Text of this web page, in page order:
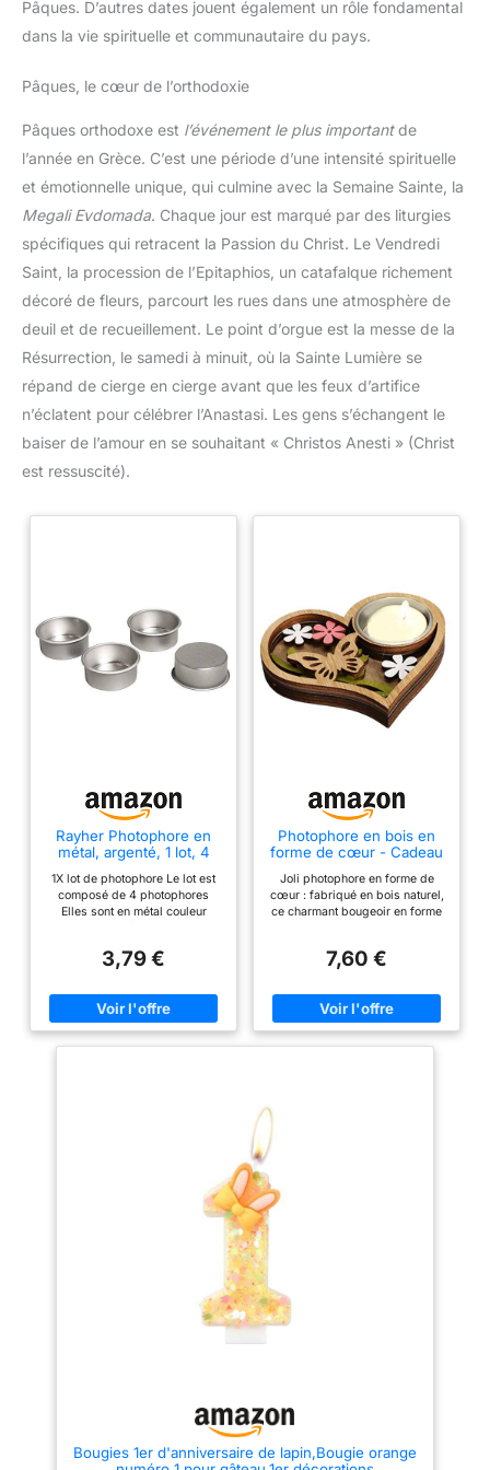
Pâques. D’autres dates jouent également un rôle fondamental
dans la vie spirituelle et communautaire du pays.
Pâques, le cœur de l’orthodoxie
Pâques orthodoxe est l’événement le plus importantde
l’année en Grèce. C’est une période d’une intensité spirituelle
et émotionnelle unique, qui culmine avec la Semaine Sainte, la
Megali Evdomada. Chaque jour est marqué par des liturgies
spécifiques qui retracent la Passion du Christ. Le Vendredi
Saint, la procession de l’Epitaphios, un catafalque richement
décoré de fleurs, parcourt les rues dans une atmosphère de
deuil et de recueillement. Le point d’orgue est la messe de la
Résurrection, le samedi à minuit, où la Sainte Lumière se
répand de cierge en cierge avant que les feux d’artifice
n’éclatent pour célébrer l’Anastasi. Les gens s’échangent le
baiser de l’amour en se souhaitant « Christos Anesti » (Christ
est ressuscité).
Rayher Photophore en
métal, argenté, 1 lot, 4
créatifs, décorations,
bougies, mariage,
Pâques, Noël-56936000
1X lot de photophore Le lot est
composé de 4 photophores
Elles sont en métal couleur
plats standards Cet article vous
réalisation de décorations avec
des bougies chauffes-plats :
couronne de l’avant à Noël,
décorations à Pâques; les
3,79 €
Photophore en bois en
forme de cœur - Cadeau
Bougeoir décoratif pour
Pâques - Bougie de
baptême - Assiette de
Joli photophore en forme de
cœur : fabriqué en bois naturel,
ce charmant bougeoir en forme
romantique à votre maison.
spéciales : idéal pour Pâques,
bougies de baptême, mariages
ou comme cadeau adorable
pour maman pour créer une
significatif et décoratif pour les
mères, les amis ou les êtres
7,60 €
Bougies 1er d'anniversaire de lapin,Bougie orange